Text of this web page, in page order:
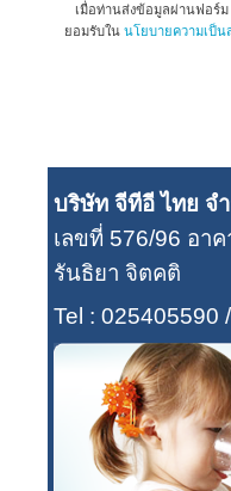
เมื่อท่านส่งข้อมูลผ่านฟอร์
ยอมรับใน นโยบายความเป็
บริษัท จีทีอี ไทย จ
เลขที่ 576/96 อา
รันธิยา จิตคติ
Tel : 025405590